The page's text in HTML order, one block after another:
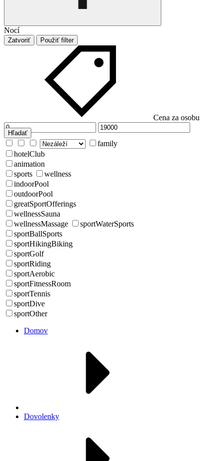
Nocí
Zatvoriť Použiť filter
Cena za osobu
Hľadať
family
hotelClub
animation
sports
wellness
indoorPool
outdoorPool
greatSportOfferings
wellnessSauna
wellnessMassage
sportWaterSports
sportBallSports
sportHikingBiking
sportGolf
sportRiding
sportAerobic
sportFitnessRoom
sportTennis
sportDive
sportOther
Domov
Dovolenky